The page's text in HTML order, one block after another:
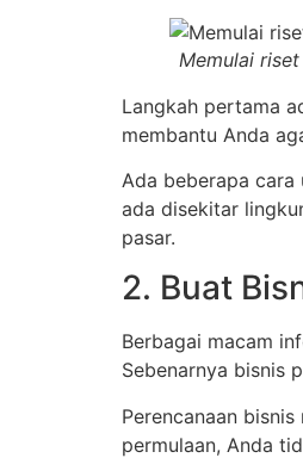
Memulai
Langkah pertama
membantu Anda
Ada beberapa
ada disekitar
pasar.
2. Buat
Berbagai macam
Sebenarnya bisnis
Perencanaan
permulaan, Anda